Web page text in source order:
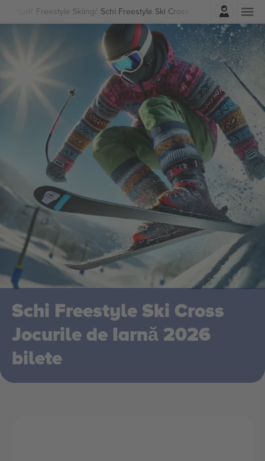
Freestyle Skiing Schi Freestyle Ski Cross Jocurile de Iarnă
Autentificare
Schi Freestyle Ski Cross
Jocurile de Iarnă 2026
bilete